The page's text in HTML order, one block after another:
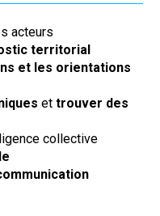
acteurs
territorial
et les orientations
et trouver des
collective